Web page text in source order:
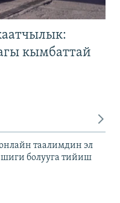
кымбаттай
таалимдин эл
болууга тийиш